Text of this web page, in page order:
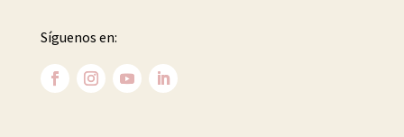
Síguenos en: